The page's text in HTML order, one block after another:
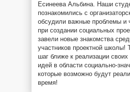
Есинеева Альбина. Наши
познакомились с
обсудили важные проблемы и
при создании социальных
завели новые знакомства
участников проектной школы!
шаг ближе к реализации своих
идей в области социально-
которые возможно будут
время!